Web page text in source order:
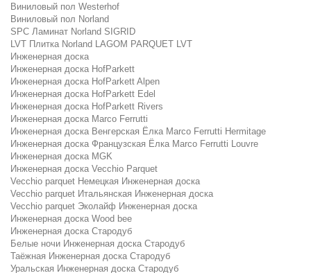
Виниловый пол Westerhof
Виниловый пол Norland
SPC Ламинат Norland SIGRID
LVT Плитка Norland LAGOM PARQUET LVT
Инженерная доска
Инженерная доска HofParkett
Инженерная доска HofParkett Alpen
Инженерная доска HofParkett Edel
Инженерная доска HofParkett Rivers
Инженерная доска Marco Ferrutti
Инженерная доска Венгерская Ёлка Marco Ferrutti Hermitage
Инженерная доска Французская Ёлка Marco Ferrutti Louvre
Инженерная доска MGK
Инженерная доска Vecchio Parquet
Vecchio parquet Немецкая Инженерная доска
Vecchio parquet Итальянская Инженерная доска
Vecchio parquet Эколайф Инженерная доска
Инженерная доска Wood bee
Инженерная доска Стародуб
Белые ночи Инженерная доска Стародуб
Таёжная Инженерная доска Стародуб
Уральская Инженерная доска Стародуб